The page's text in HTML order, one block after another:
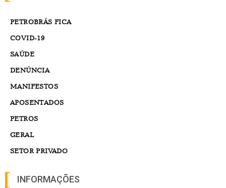
PETROBRÁS FICA
COVID-19
SAÚDE
DENÚNCIA
MANIFESTOS
APOSENTADOS
PETROS
GERAL
SETOR PRIVADO
INFORMAÇÕES